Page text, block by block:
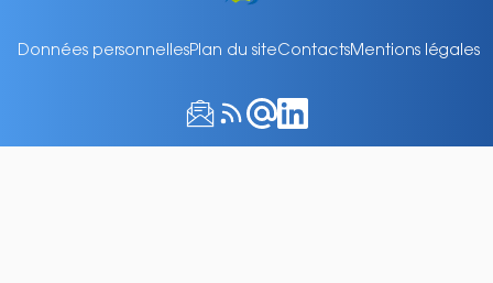
Données personnellesPlan du siteContactsMentions légales